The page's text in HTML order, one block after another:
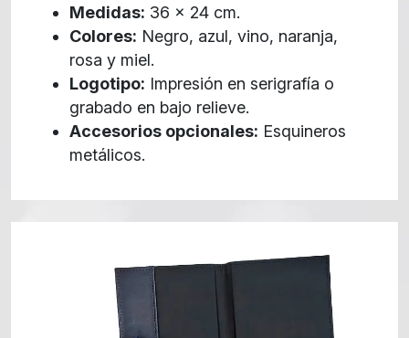
Medidas: 36 x 24 cm.
Colores: Negro, azul, vino, naranja,
rosa y miel.
Logotipo: Impresión en serigrafía o
grabado en bajo relieve.
Accesorios opcionales: Esquineros
metálicos.